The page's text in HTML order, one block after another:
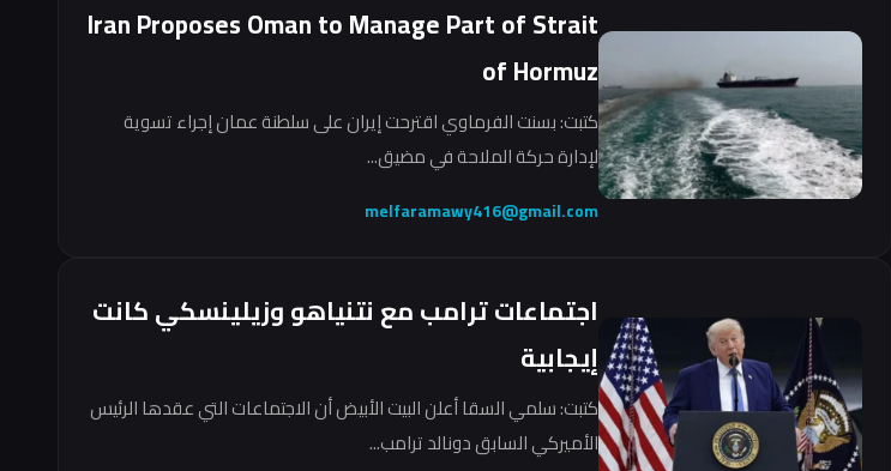
Iran Proposes Oman to Manage Part of Strait
of Hormuz
كتبت: بسنت الفرماوي اقترحت إيران على سلطنة عمان إجراء تسوية
لإدارة حركة الملاحة في مضيق...
melfaramawy416@gmail.com
اجتماعات ترامب مع نتنياهو وزيلينسكي كانت
إيجابية
كتبت: سلمي السقا أعلن البيت الأبيض أن الاجتماعات التي عقدها الرئيس
الأميركي السابق دونالد ترامب...